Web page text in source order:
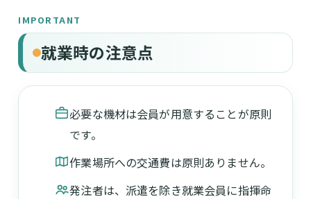
IMPORTANT
就業時の注意点
必要な機材は会員が用意することが原則
です。
作業場所への交通費は原則ありません。
発注者は、派遣を除き就業会員に指揮命